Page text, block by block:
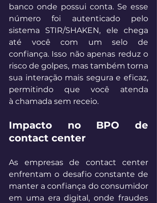
banco onde possui conta. Se esse
número foi autenticado pelo
sistema STIR/SHAKEN, ele chega
até você com um selo de
confiança. Isso não apenas reduz o
risco de golpes, mas também torna
sua interação mais segura e eficaz,
permitindo que você atenda
à chamada sem receio.
Impacto no BPO de
contact center
As empresas de contact center
enfrentam o desafio constante de
manter a confiança do consumidor
em uma era digital, onde fraudes